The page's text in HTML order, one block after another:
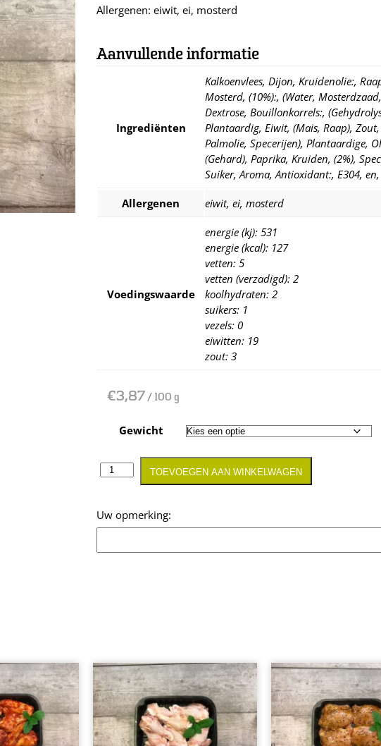
Allergenen: eiwit, ei, mosterd
Aanvullende informatie
Ingrediënten
Kalkoenvlees, Dijon, Kruidenolie:,
Mosterd, (10%):, (Water,
Dextrose, Bouillonkorrels:,
Plantaardig, Eiwit, (Mais, Raap),
Palmolie, Specerijen), Plantaardige,
(Gehard), Paprika, Kruiden, (2%),
Suiker, Aroma, Antioxidant:, E304, en,
Allergenen eiwit, ei, mosterd
Voedingswaarde
energie (kj): 531
energie (kcal): 127
vetten: 5
vetten (verzadigd): 2
koolhydraten: 2
suikers: 1
vezels: 0
eiwitten: 19
zout: 3
€3,87/ 100 g
Gewicht
Opmerking
TOEVOEGEN AAN WINKELWAGEN